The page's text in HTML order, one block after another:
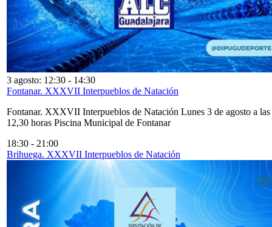
3 agosto: 12:30 - 14:30
Fontanar. XXXVII Interpueblos de Natación
Fontanar. XXXVII Interpueblos de Natación Lunes 3 de agosto a las
12,30 horas Piscina Municipal de Fontanar
18:30 - 21:00
Brihuega. XXXVII Interpueblos de Natación